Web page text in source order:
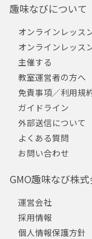
趣味なびについて
オンラインレッス
オンラインレッス
主催する
教室運営者の方へ
免責事項／利用規
ガイドライン
外部送信について
よくある質問
お問い合わせ
GMO趣味なび株
運営会社
採用情報
個人情報保護方針